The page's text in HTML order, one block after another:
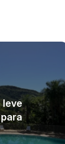
leve